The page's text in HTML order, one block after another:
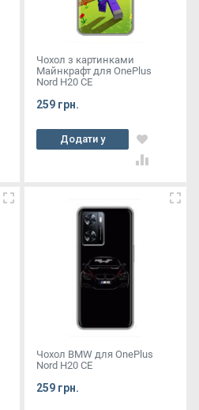
Чохол з картинками
Майнкрафт для OnePlus
Nord Н20 СЕ
259 грн.
Додати у
кошик
Чохол BMW для OnePlus
Nord Н20 СЕ
259 грн.